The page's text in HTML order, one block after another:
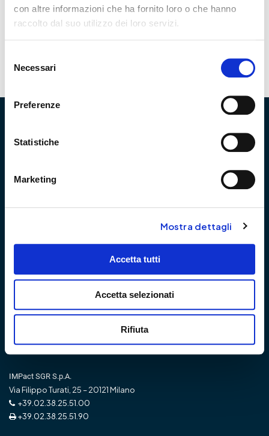
con altre informazioni che ha fornito loro o che hanno
raccolto dal suo utilizzo dei loro servizi.
delNecessari
Preferenze
Statistiche
Marketing
Mostra dettagli
Accetta tutti
Accetta selezionati
Rifiuta
Chi Siamo
Gli analisti
Fondi gestiti in delega del
Prodotti IMPact SGR
Governance
Media Zone
Banca Etica
Impact SGR
IMPact SGR S.p.A.
Via Filippo Turati, 25 – 20121 Milano
+39.02.38.25.51.00
+39.02.38.25.51.90